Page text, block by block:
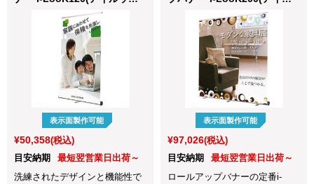
表示面製作可能
¥50,358(税込)
目安納期
最短翌営業日出荷～
洗練されたデザインと機能性で
表示面製作可能
¥97,026(税込)
目安納期
最短翌営業日出荷～
ロールアップバナーの定番i-